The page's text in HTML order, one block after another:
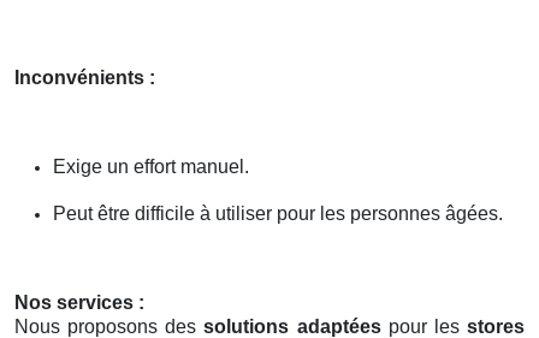
Inconvénients :
Exige un effort manuel.
Peut être difficile à utiliser pour les personnes âgées.
Nos services :
Nous proposons dessolutions adaptéespour lesstores